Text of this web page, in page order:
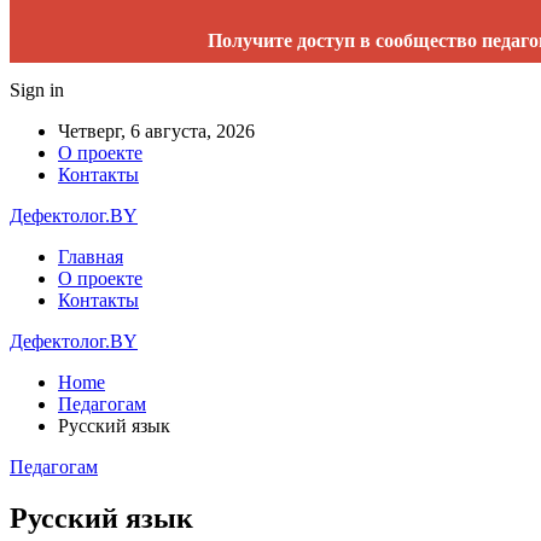
Получите доступ в сообщество
Sign in
Четверг, 6 августа, 2026
О проекте
Контакты
Дефектолог.BY
Главная
О проекте
Контакты
Дефектолог.BY
Home
Педагогам
Русский язык
Педагогам
Русский язык